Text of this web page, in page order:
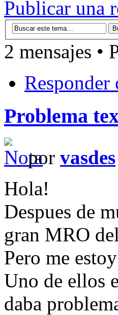
Publicar una
2 mensajes •
Responder
Problema
por vasdes
Hola!
Despues de
gran MRO
Pero me
Uno de ellos
daba